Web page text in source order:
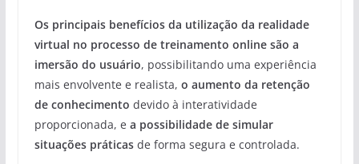
Os principais benefícios da utilização da realidade
virtual no processo de treinamento online são a
imersão do usuário, possibilitando uma experiência
mais envolvente e realista, o aumento da retenção
de conhecimento devido à interatividade
proporcionada, e a possibilidade de simular
situações práticasde forma segura e controlada.